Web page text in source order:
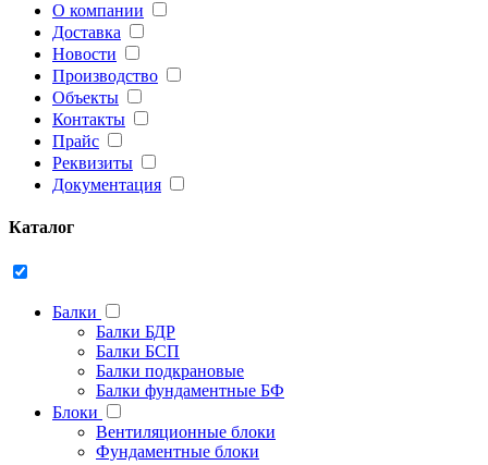
О компании
Доставка
Новости
Производство
Объекты
Контакты
Прайс
Реквизиты
Документация
Каталог
Балки
Балки БДР
Балки БСП
Балки подкрановые
Балки фундаментные БФ
Блоки
Вентиляционные блоки
Фундаментные блоки